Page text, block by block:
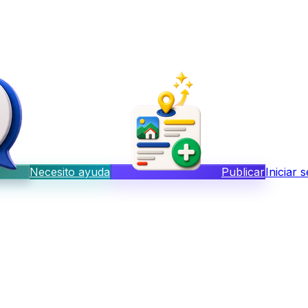
Necesito ayuda PublicarIniciar